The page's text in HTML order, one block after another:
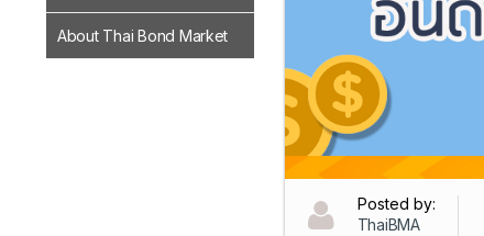
About Thai Bond Market
Posted by:
ThaiBMA